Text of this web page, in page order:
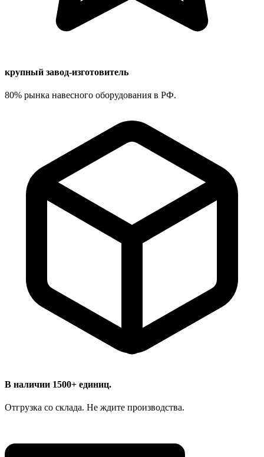
крупный завод-изготовитель
80% рынка навесного оборудования в РФ.
В наличии 1500+ единиц.
Отгрузка со склада. Не ждите производства.